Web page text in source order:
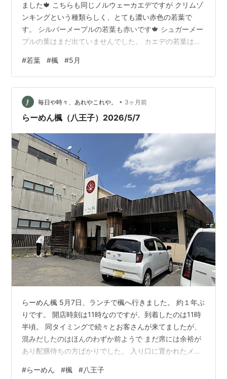
ました🍁 こちらも同じノルウェーカエデですが クリムゾ
ンキングという種類らしく、とても濃い赤色の若葉で
す。 シルバーメープルの若葉も赤いです🍁 シュガーメー
プルの葉はまだ出ていませんでした。 カエデの若葉は、
緑色になるみたいです。 植物観察と散歩が楽しい5月で
す。
#若葉 #楓 #5月
毎日や時々、あれやこれや。 • 3ヶ月前
らーめん楓（八王子）2026/5/7
らーめん楓 5月7日、ランチで楓へ行きました。 約１年ぶ
りです。 開店時刻は11時なのですが、到着したのは11時
半頃。 同タイミングで続々とお客さんが来てましたが、
混みだしたのはほんのわずか前ようで まだ席には余裕が
あり配膳待ちの方ばかりでした。 入り口に置かれたメニ
れませんでしたが おすすめメニューと人気メニューが外
#らーめん #楓 #八王子